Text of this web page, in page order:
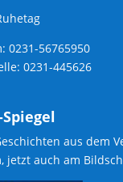
0231-56765950
0231-445626
aus dem
jetzt auch am